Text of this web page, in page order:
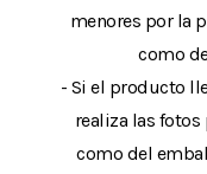
menores por la
como
- Si el producto
realiza las
como del